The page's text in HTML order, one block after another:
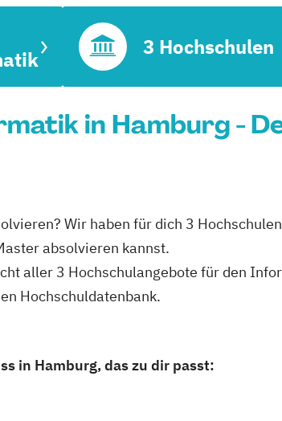
3 Hochschulen
in Hamburg -
Wir haben für dich 3
absolvieren kannst.
aller 3 Hochschulangebote für den
Hochschuldatenbank.
in Hamburg, das zu dir passt: